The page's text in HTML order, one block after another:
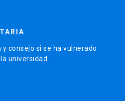
consejo si se ha vulnerado
universidad.